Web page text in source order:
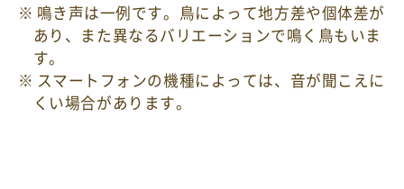
鳴き声は一例です。鳥によって地方差や個体差が
あり、また異なるバリエーションで鳴く鳥もいま
す。
スマートフォンの機種によっては、音が聞こえに
くい場合があります。